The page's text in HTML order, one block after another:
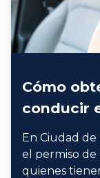
Cómo
conducir
En Ciudad
el permiso de
quienes